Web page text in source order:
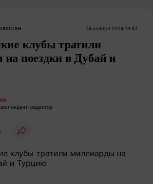
14 ноября 2024 18:43
клубы тратили
поездки в Дубай и
редактор